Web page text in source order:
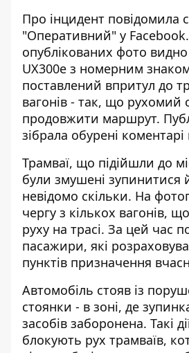
Про інцидент повідомила
"Оперативний" у Facebook
опублікованих фото
UX300e з номерним
поставлений впритул до
вагонів - так, що рухомий
продовжити маршрут.
зібрала обурені коментарі
Трамваї, що підійшли до
були змушені зупинитися
невідомо скільки. На
чергу з кількох вагонів,
руху на трасі. За цей час
пасажири, які
пунктів призначення
Автомобіль стояв із
стоянки - в зоні, де
засобів заборонена. Такі
блокують рух трамваїв,